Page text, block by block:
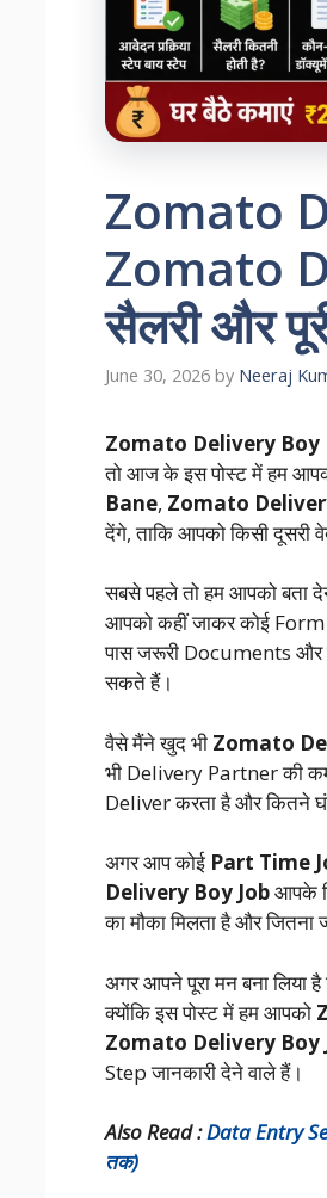
Zomato
Zomato
सैलरी और
June 30, 2026 by Neeraj
Zomato Delivery Boy
तो आज के इस पोस्ट में हम
Bane, Zomato
देंगे, ताकि आपको किसी दूसरी
सबसे पहले तो हम आपको बता
आपको कहीं जाकर कोई Form
पास जरूरी Documents और
सकते हैं।
वैसे मैंने खुद भी Zomato
भी Delivery Partner की
Deliver करता है और कितने
अगर आप कोई Part Time
Delivery Boy Jobआपके
का मौका मिलता है और जितना
अगर आपने पूरा मन बना लिया
क्योंकि इस पोस्ट में हम आपको
Zomato Delivery Boy
Step जानकारी देने वाले हैं।
Also Read :Data Entry
तक)